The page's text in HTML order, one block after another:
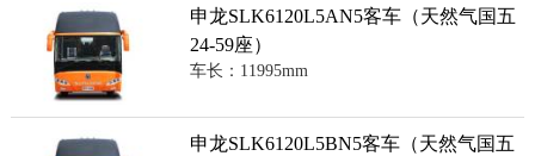
申龙SLK6120L5AN5客车（天然气国五
24-59座）
车长：11995mm
申龙SLK6120L5BN5客车（天然气国五